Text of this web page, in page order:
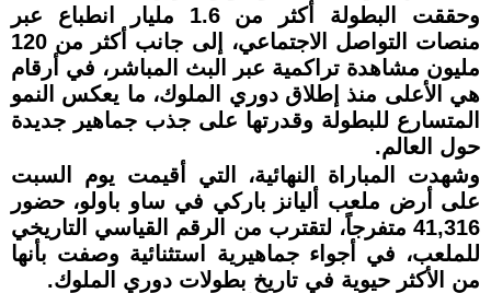
وحققت البطولة أكثر من 1.6 مليار انطباع عبر
منصات التواصل الاجتماعي، إلى جانب أكثر من 120
مليون مشاهدة تراكمية عبر البث المباشر، في أرقام
هي الأعلى منذ إطلاق دوري الملوك، ما يعكس النمو
المتسارع للبطولة وقدرتها على جذب جماهير جديدة
حول العالم.
وشهدت المباراة النهائية، التي أقيمت يوم السبت
على أرض ملعب أليانز باركي في ساو باولو، حضور
41,316 متفرجاً، لتقترب من الرقم القياسي التاريخي
للملعب، في أجواء جماهيرية استثنائية وصفت بأنها
من الأكثر حيوية في تاريخ بطولات دوري الملوك.